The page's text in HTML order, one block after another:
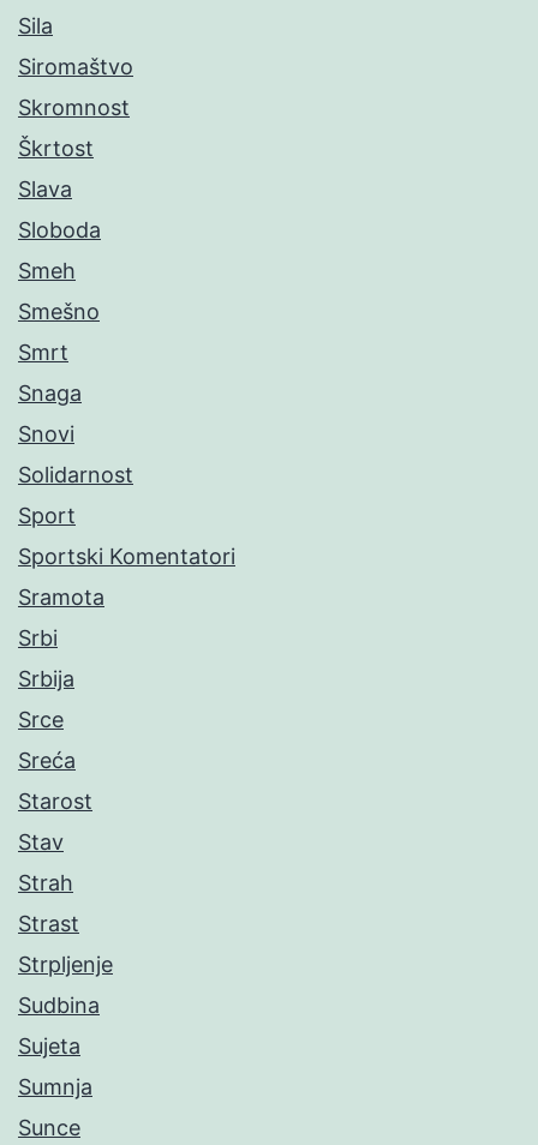
Sila
Siromaštvo
Skromnost
Škrtost
Slava
Sloboda
Smeh
Smešno
Smrt
Snaga
Snovi
Solidarnost
Sport
Sportski Komentatori
Sramota
Srbi
Srbija
Srce
Sreća
Starost
Stav
Strah
Strast
Strpljenje
Sudbina
Sujeta
Sumnja
Sunce